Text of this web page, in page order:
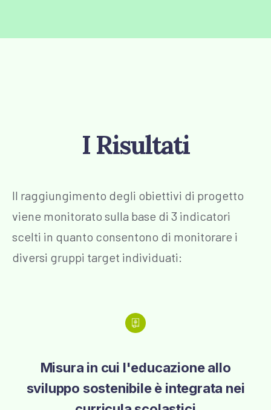
I Risultati
Il raggiungimento degli obiettivi di progetto
viene monitorato sulla base di 3 indicatori
scelti in quanto consentono di monitorare i
diversi gruppi target individuati:
Misura in cui l'educazione allo
sviluppo sostenibile è integrata nei